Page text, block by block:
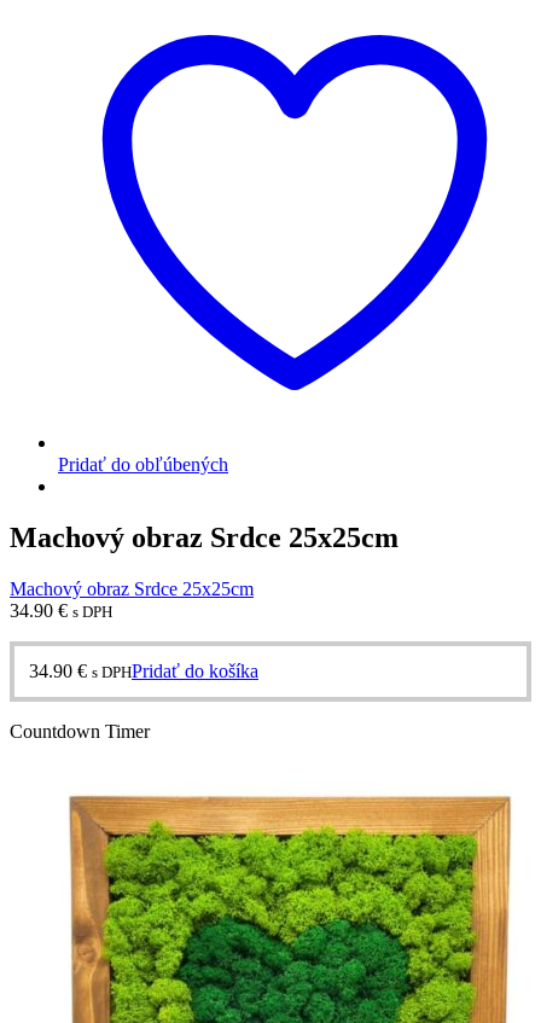
Pridať do obľúbených
Machový obraz Srdce 25x25cm
Machový obraz Srdce 25x25cm
34.90 € s DPH
34.90 € s DPHPridať do košíka
Countdown Timer